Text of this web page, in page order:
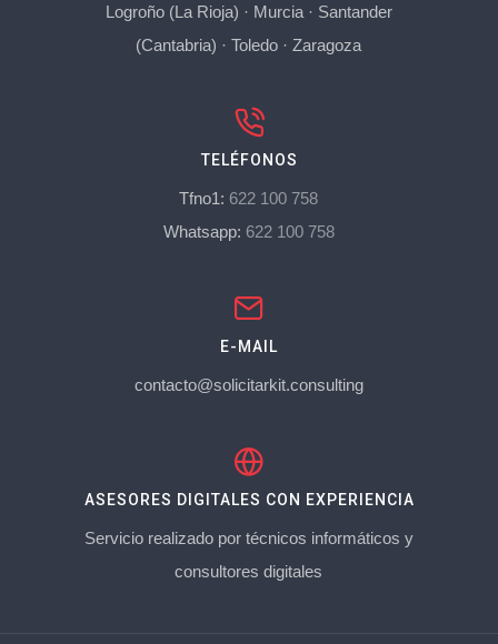
Logroño (La Rioja) · Murcia· Santander
(Cantabria) ·Toledo ·Zaragoza
TELÉFONOS
Tfno1: 622 100 758
Whatsapp: 622 100 758
E-MAIL
contacto@solicitarkit.consulting
ASESORES DIGITALES CON EXPERIENCIA
Servicio realizado por técnicos informáticos y
consultores digitales